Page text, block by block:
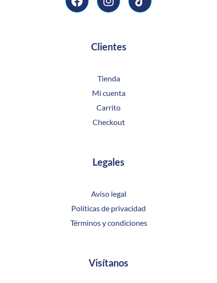
Clientes
Tienda
Mi cuenta
Carrito
Checkout
Legales
Aviso legal
Políticas de privacidad
Términos y condiciones
Visítanos